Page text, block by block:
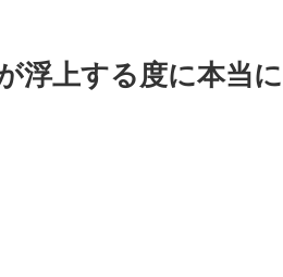
浮上する度に本当